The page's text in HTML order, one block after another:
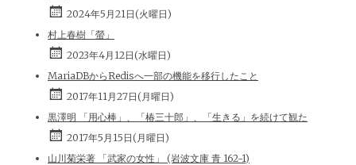
2024年5月21日(火曜日)
村上春樹「螢」
2023年4月12日(水曜日)
MariaDBからRedisへ一部の機能を移行したこと
2017年11月27日(月曜日)
黒澤明 「用心棒」、「椿三十郎」、「生きる」を続けて観た
2017年5月15日(月曜日)
山川菊栄著 「武家の女性」 (岩波文庫 青 162-1)